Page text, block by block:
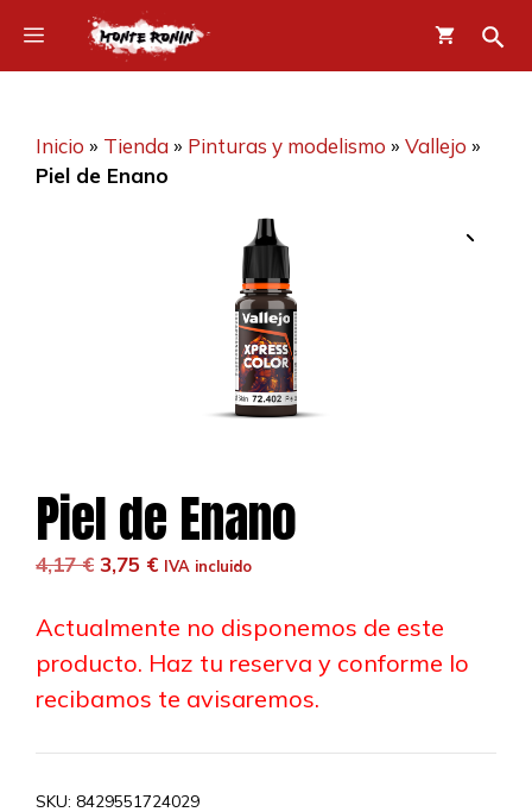
contenido
Menú
Inicio » Tienda» Pinturas y modelismo » Vallejo »
Piel de Enano
Piel de Enano
4,17€ El
original
era:
3,75 €El
actual
es:
IVA incluido
Actualmente no disponemos de este
producto. Haz tu reserva y conforme lo
recibamos te avisaremos.
SKU: 8429551724029